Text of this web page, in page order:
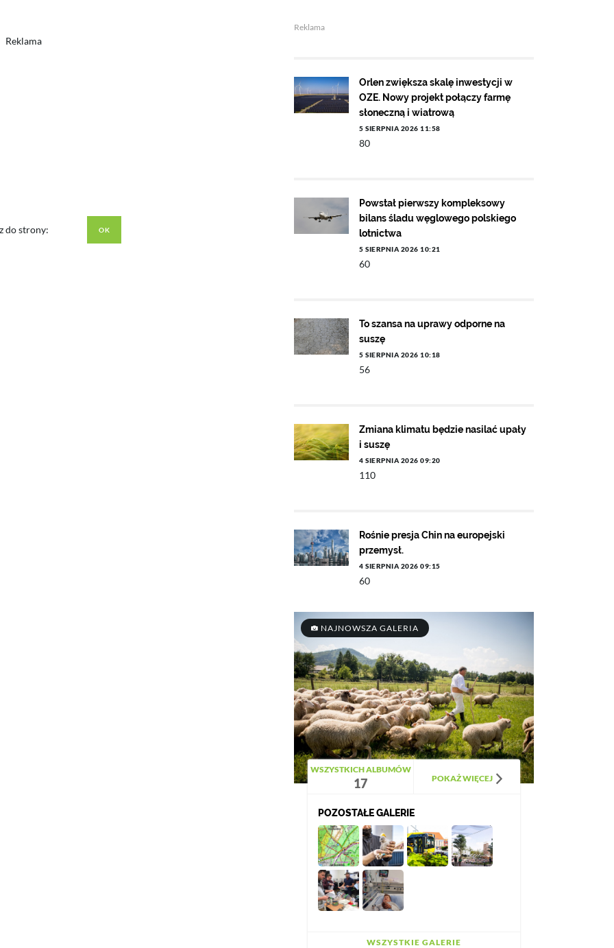
Reklama
do strony:
Reklama
Orlen zwiększa skalę inwestycji w
OZE. Nowy projekt połączy farmę
słoneczną i wiatrową
5 SIERPNIA 2026 11:58
80
Powstał pierwszy kompleksowy
bilans śladu węglowego polskiego
lotnictwa
5 SIERPNIA 2026 10:21
60
To szansa na uprawy odporne na
suszę
5 SIERPNIA 2026 10:18
56
Zmiana klimatu będzie nasilać upały
i suszę
4 SIERPNIA 2026 09:20
110
Rośnie presja Chin na europejski
przemysł.
4 SIERPNIA 2026 09:15
60
NAJNOWSZA GALERIA
WSZYSTKICH ALBUMÓW
17 POKAŻ WIĘCEJ
POZOSTAŁE GALERIE
WSZYSTKIE GALERIE